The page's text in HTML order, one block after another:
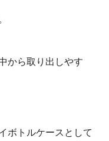
から取り出しやす
ボトルケースとして